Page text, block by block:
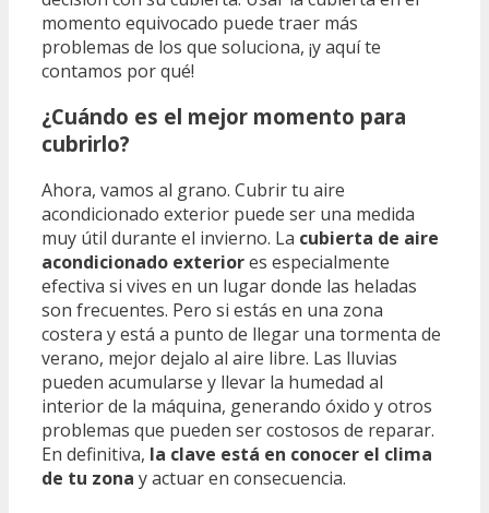
momento equivocado puede traer más
problemas de los que soluciona, ¡y aquí te
contamos por qué!
¿Cuándo es el mejor momento para
cubrirlo?
Ahora, vamos al grano. Cubrir tu aire
acondicionado exterior puede ser una medida
muy útil durante el invierno. La cubierta de aire
acondicionado exteriores especialmente
efectiva si vives en un lugar donde las heladas
son frecuentes. Pero si estás en una zona
costera y está a punto de llegar una tormenta de
verano, mejor dejalo al aire libre. Las lluvias
pueden acumularse y llevar la humedad al
interior de la máquina, generando óxido y otros
problemas que pueden ser costosos de reparar.
En definitiva, la clave está en conocer el clima
de tu zona y actuar en consecuencia.